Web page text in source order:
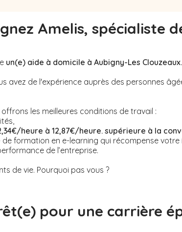
Amelis, spécialiste
un(e) aide à domicile à Aubigny-Les Clouzeaux.
avez de l'expérience auprès des personnes
les meilleures conditions de travail :
heure à 12,87€/heure. supérieure à la
de formation en e-learning qui récompense votre
de l’entreprise.
de vie. Pourquoi pas vous ?
pour une carrière